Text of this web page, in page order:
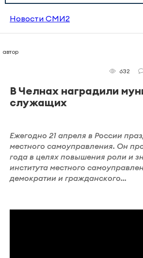
Новости СМИ2
автор
632
В Челнах наградили
служащих
Ежегодно 21 апреля в России
местного самоуправления. Он
года в целях повышения роли и
института местного
демократии и гражданского...